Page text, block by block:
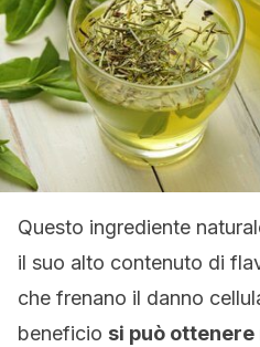
Questo ingrediente
il suo alto contenuto di
che frenano il danno
beneficio si può